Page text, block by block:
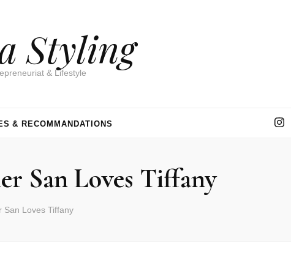
Styling
& Lifestyle
& RECOMMANDATIONS
San Loves Tiffany
San Loves Tiffany